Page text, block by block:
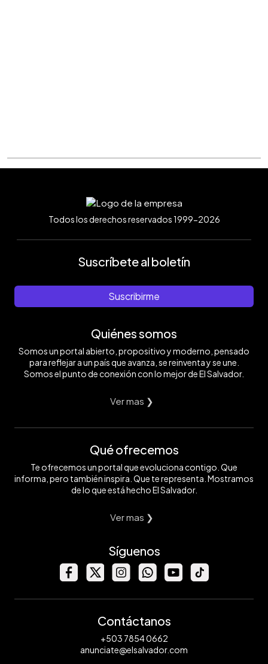
Todos los derechos reservados 1999-2026
Suscríbete al boletín
Suscribirme
Quiénes somos
Somos un portal abierto, propositivo y moderno, pensado
para reflejar a un país que avanza, se reinventa y se une.
Somos el punto de conexión con lo mejor de El Salvador.
Ver mas ❯
Qué ofrecemos
Te ofrecemos un portal que evoluciona contigo. Que
informa, pero también inspira. Que te representa. Mostramos
de lo que está hecho El Salvador.
Ver mas ❯
Síguenos
Contáctanos
+503 7854 0662
anunciate@elsalvador.com